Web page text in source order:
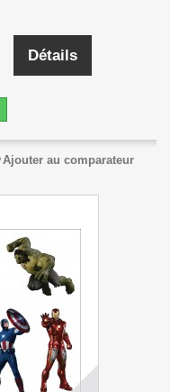
Détails
Ajouter au comparateur